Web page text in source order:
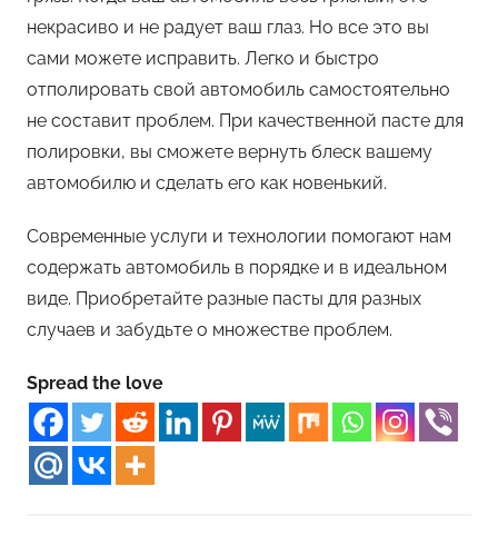
некрасиво и не радует ваш глаз. Но все это вы
сами можете исправить. Легко и быстро
отполировать свой автомобиль самостоятельно
не составит проблем. При качественной пасте для
полировки, вы сможете вернуть блеск вашему
автомобилю и сделать его как новенький.
Современные услуги и технологии помогают нам
содержать автомобиль в порядке и в идеальном
виде. Приобретайте разные пасты для разных
случаев и забудьте о множестве проблем.
Spread the love